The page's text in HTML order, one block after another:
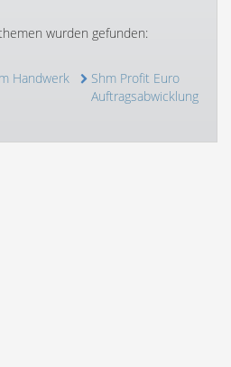
wurden gefunden:
Handwerk
Shm Profit Euro
Auftragsabwicklung